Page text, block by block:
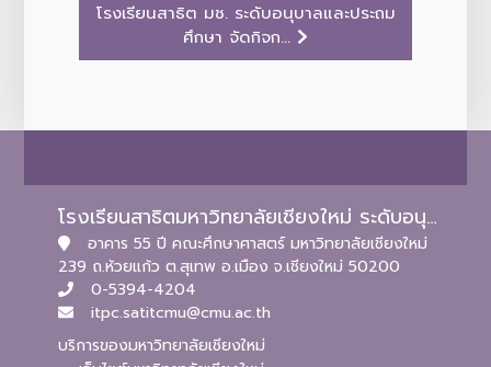
โรงเรียนสาธิต มช. ระดับอนุบาลและประถม
ศึกษา จัดกิจก...
โรงเรียนสาธิตมหาวิทยาลัยเชียงใหม่ ระดับอนุบาลและประถมศึกษา
อาคาร 55 ปี คณะศึกษาศาสตร์ มหาวิทยาลัยเชียงใหม่
239 ถ.ห้วยแก้ว ต.สุเทพ อ.เมือง จ.เชียงใหม่ 50200
0-5394-4204
itpc.satitcmu@cmu.ac.th
บริการของมหาวิทยาลัยเชียงใหม่